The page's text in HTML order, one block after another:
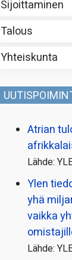
Sijoittaminen
Talous
Yhteiskunta
Atrian
Lähde:
Ylen
yhä
vaikka
Lähde: